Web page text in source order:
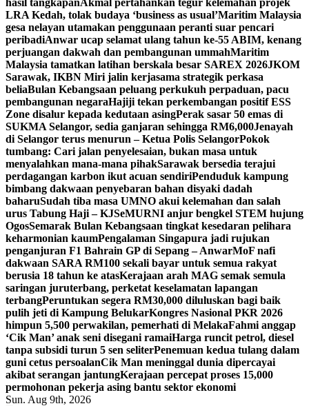
hasil tangkapanAkmal pertahankan tegur kelemahan projek
LRA Kedah, tolak budaya ‘business as usual’Maritim Malaysia
gesa nelayan utamakan penggunaan peranti suar pencari
peribadiAnwar ucap selamat ulang tahun ke-55 ABIM, kenang
perjuangan dakwah dan pembangunan ummahMaritim
Malaysia tamatkan latihan berskala besar SAREX 2026JKOM
Sarawak, IKBN Miri jalin kerjasama strategik perkasa
beliaBulan Kebangsaan peluang perkukuh perpaduan, pacu
pembangunan negaraHajiji tekan perkembangan positif ESS
Zone disalur kepada kedutaan asingPerak sasar 50 emas di
SUKMA Selangor, sedia ganjaran sehingga RM6,000Jenayah
di Selangor terus menurun – Ketua Polis SelangorPokok
tumbang: Cari jalan penyelesaian, bukan masa untuk
menyalahkan mana-mana pihakSarawak bersedia terajui
perdagangan karbon ikut acuan sendiriPenduduk kampung
bimbang dakwaan penyebaran bahan disyaki dadah
baharuSudah tiba masa UMNO akui kelemahan dan salah
urus Tabung Haji – KJSeMURNI anjur bengkel STEM hujung
OgosSemarak Bulan Kebangsaan tingkat kesedaran pelihara
keharmonian kaumPengalaman Singapura jadi rujukan
penganjuran F1 Bahrain GP di Sepang – AnwarMoF nafi
dakwaan SARA RM100 sekali bayar untuk semua rakyat
berusia 18 tahun ke atasKerajaan arah MAG semak semula
saringan juruterbang, perketat keselamatan lapangan
terbangPeruntukan segera RM30,000 diluluskan bagi baik
pulih jeti di Kampung BelukarKongres Nasional PKR 2026
himpun 5,500 perwakilan, pemerhati di MelakaFahmi anggap
‘Cik Man’ anak seni disegani ramaiHarga runcit petrol, diesel
tanpa subsidi turun 5 sen seliterPenemuan kedua tulang dalam
guni cetus persoalanCik Man meninggal dunia dipercayai
akibat serangan jantungKerajaan percepat proses 15,000
permohonan pekerja asing bantu sektor ekonomi
Sun. Aug 9th, 2026